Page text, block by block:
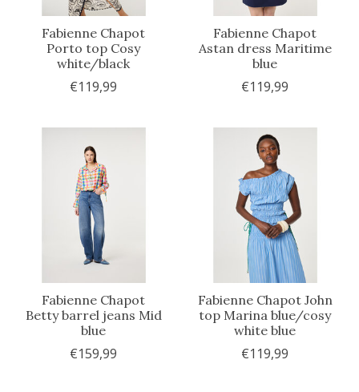
Fabienne Chapot
Porto top Cosy
white/black
€119,99
Fabienne Chapot
Astan dress Maritime
blue
€119,99
Fabienne Chapot
Betty barrel jeans Mid
blue
€159,99
Fabienne Chapot John
top Marina blue/cosy
white blue
€119,99